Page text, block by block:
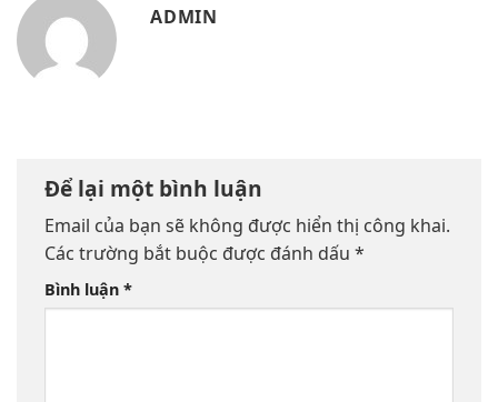
ADMIN
Để lại một bình luận
Email của bạn sẽ không được hiển thị công khai.
Các trường bắt buộc được đánh dấu *
Bình luận *